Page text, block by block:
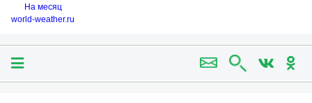
На месяц
world-weather.ru